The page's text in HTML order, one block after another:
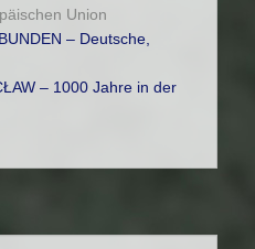
Union
– Deutsche,
– 1000 Jahre in der